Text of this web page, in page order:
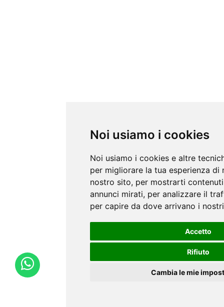
Noi usiamo i cookies
Noi usiamo i cookies e altre
per migliorare la tua esperienza di
nostro sito, per mostrarti
annunci mirati, per analizzare il
per capire da dove arrivano i
Accetto
Rifiuto
Cambia le mie